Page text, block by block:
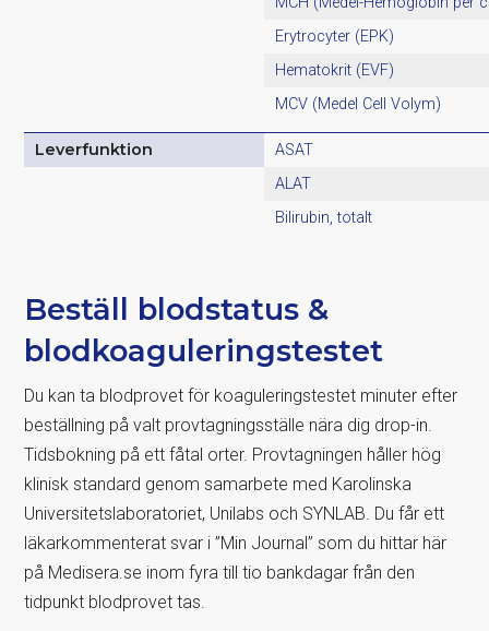
Erytrocyter (EPK)
Hematokrit (EVF)
MCV (Medel Cell Volym)
Leverfunktion
ASAT
ALAT
Bilirubin, totalt
Beställ blodstatus &
blodkoaguleringstestet
Du kan ta blodprovet för koaguleringstestet minuter efter
beställning på valt provtagningsställe nära dig drop-in.
Tidsbokning på ett fåtal orter. Provtagningen håller hög
klinisk standard genom samarbete med Karolinska
Universitetslaboratoriet, Unilabs och SYNLAB. Du får ett
läkarkommenterat svar i ”Min Journal” som du hittar här
på Medisera.se inom fyra till tio bankdagar från den
tidpunkt blodprovet tas.